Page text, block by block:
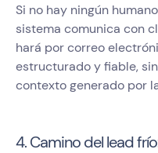
Si no hay ningún
sistema comunica con
hará por correo
estructurado y fiable,
contexto generado por
4. Camino del lead